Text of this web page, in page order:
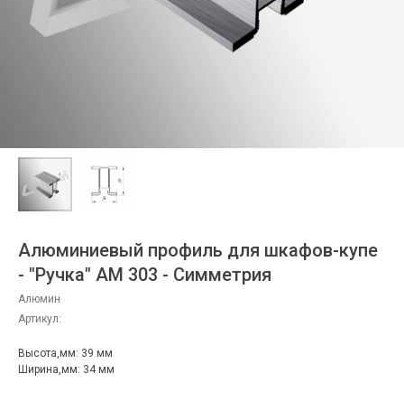
Алюминиевый профиль для шкафов-купе
- "Ручка" АМ 303 - Симметрия
Алюмин
Артикул:
Высота,мм: 39 мм
Ширина,мм: 34 мм